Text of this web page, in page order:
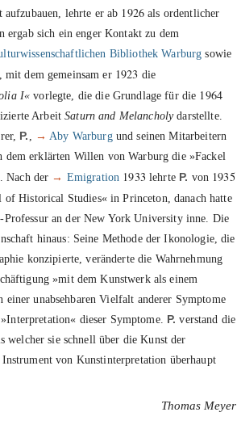
lehrte er ab 1926 als ordentlicher
ergab sich ein enger Kontakt zu dem
Bibliothek Warburg sowie
, mit dem gemeinsam er 1923 die
I« vorlegte, die die Grundlage für die 1964
ArbeitSaturn and Melancholydarstellte.
P. → Aby Warburgund seinen Mitarbeitern
dem erklärten Willen von Warburg die »Fackel
Nach der → Emigration 1933lehrte P. von 1935
of Historical Studies« in Princeton, danach hatte
Professur an der New York University inne. Die
hinaus: Seine Methode der Ikonologie, die
konzipierte, veränderte die Wahrnehmung
»mit dem Kunstwerk als einem
einer unabsehbaren Vielfalt anderer Symptome
dieser Symptome. P. verstand die
welcher sie schnell über die Kunst der
Instrument von Kunstinterpretation überhaupt
Thomas Meyer